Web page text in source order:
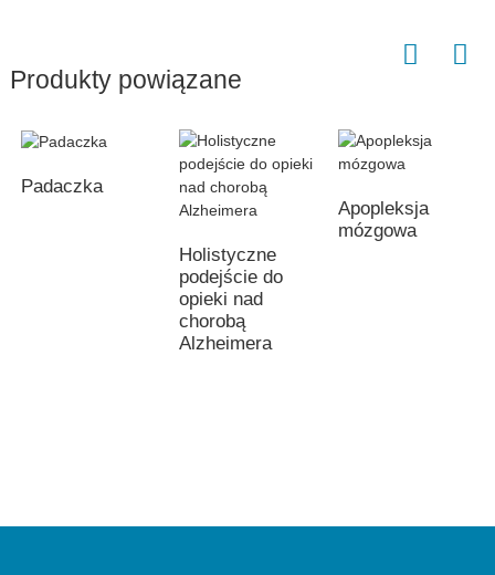
Produkty powiązane
Padaczka
Holistyczne
podejście do
opieki nad
chorobą
Alzheimera
Apopleksja
mózgowa